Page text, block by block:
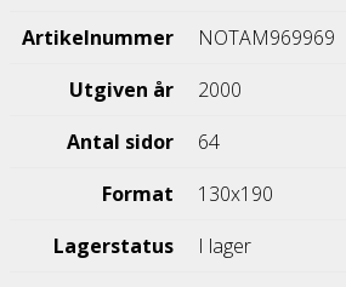
Artikelnummer
NOTAM969969
Utgiven år
2000
Antal sidor
64
Format
130x190
Lagerstatus
I lager